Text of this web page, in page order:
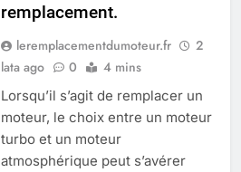
remplacement.
leremplacementdumoteur.fr
2
lata ago
0 4 mins
Lorsqu’il s’agit de remplacer un
moteur, le choix entre un moteur
turbo et un moteur
atmosphérique peut s’avérer